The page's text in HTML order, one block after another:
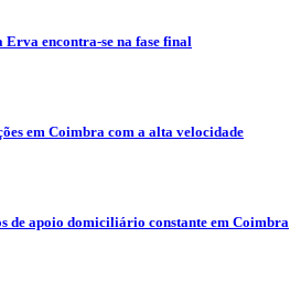
encontra-se na fase final
em Coimbra com a alta velocidade
de apoio domiciliário constante em Coimbra